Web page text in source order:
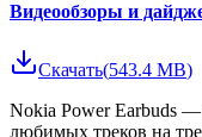
Видеообзоры и
Скачать(543.4 MB)
Nokia Power Earbuds —
любимых треков на